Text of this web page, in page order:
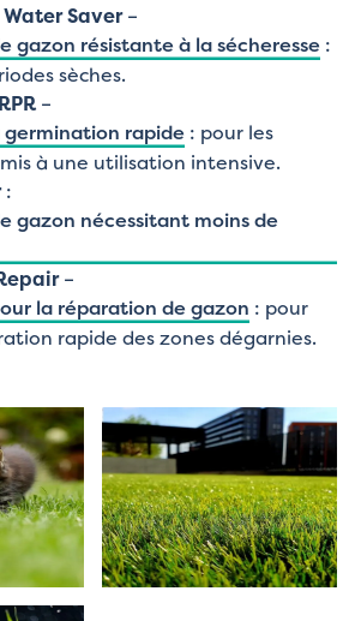
Saver–
gazon résistante à la sécheresse :
sèches.
–
germination rapide : pour les
à une utilisation intensive.
:
gazon nécessitant moins de
–
la réparation de gazon : pour
rapide des zones dégarnies.